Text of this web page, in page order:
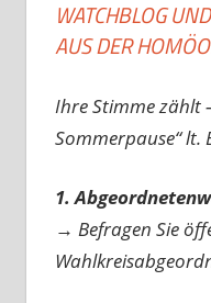
WATCHBLOG
AUS DER
Ihre Stimme zählt
Sommerpause“ lt.
1.
→ Befragen Sie